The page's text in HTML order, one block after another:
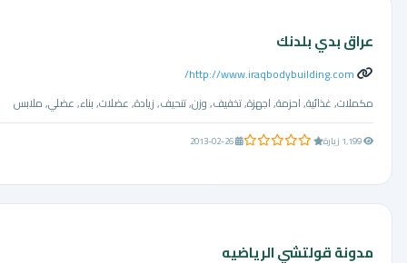
عراق بدي بلدنك
http://www.iraqbodybuilding.com/
مكملات, غذائية, احزمة, اجهزة, تخفيف, وزن, تنحيف, زيادة, عضلات, بناء, عضلي, ملابس
0.0 من 5 نجوم 2013-02-26
مدونة قولتشي الرياضيه